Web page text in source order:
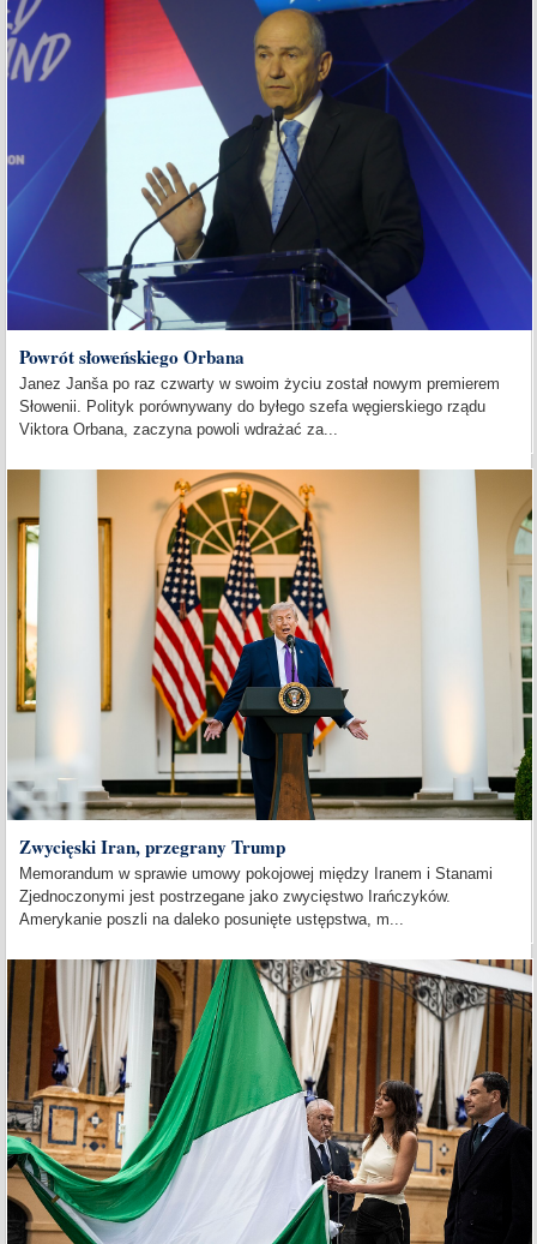
Powrót słoweńskiego Orbana
Janez Janša po raz czwarty w swoim życiu został nowym premierem
Słowenii. Polityk porównywany do byłego szefa węgierskiego rządu
Viktora Orbana, zaczyna powoli wdrażać za...
Zwycięski Iran, przegrany Trump
Memorandum w sprawie umowy pokojowej między Iranem i Stanami
Zjednoczonymi jest postrzegane jako zwycięstwo Irańczyków.
Amerykanie poszli na daleko posunięte ustępstwa, m...